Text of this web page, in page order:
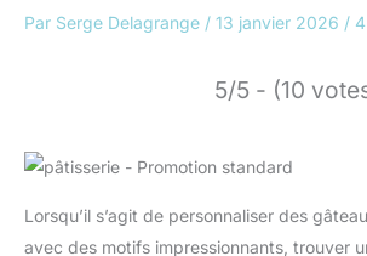
Par Serge Delagrange / 13 janvier 2026 /
5/5 - (10
Lorsqu’il s’agit de personnaliser des
avec des motifs impressionnants, trouver